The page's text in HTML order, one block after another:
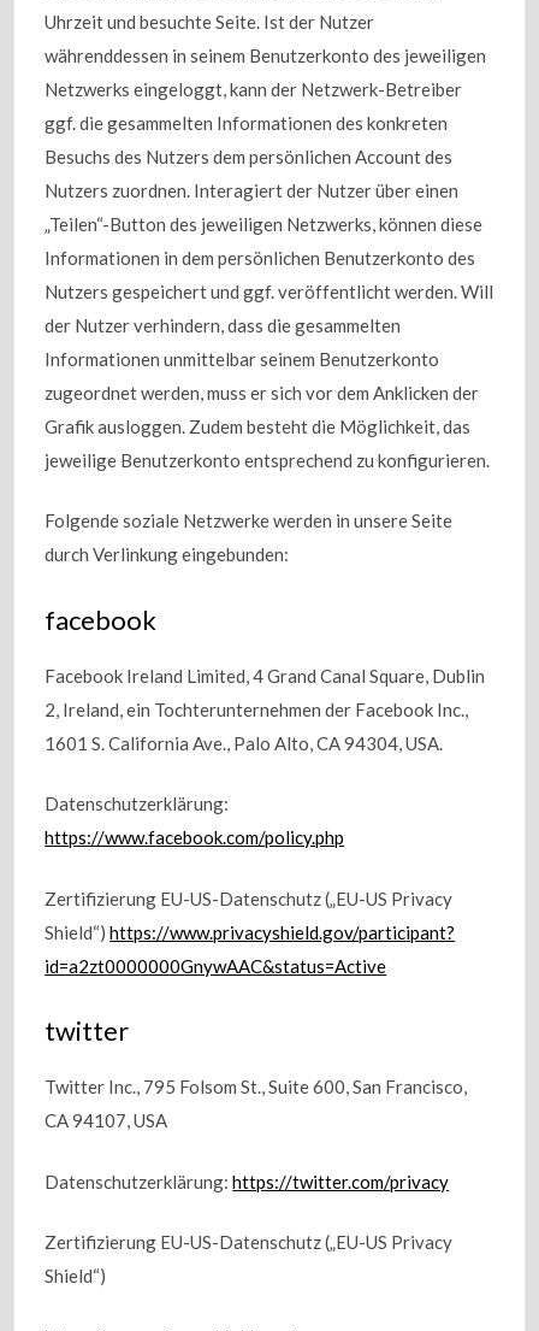
Uhrzeit und besuchte Seite. Ist der Nutzer
währenddessen in seinem Benutzerkonto des jeweiligen
Netzwerks eingeloggt, kann der Netzwerk-Betreiber
ggf. die gesammelten Informationen des konkreten
Besuchs des Nutzers dem persönlichen Account des
Nutzers zuordnen. Interagiert der Nutzer über einen
„Teilen“-Button des jeweiligen Netzwerks, können diese
Informationen in dem persönlichen Benutzerkonto des
Nutzers gespeichert und ggf. veröffentlicht werden. Will
der Nutzer verhindern, dass die gesammelten
Informationen unmittelbar seinem Benutzerkonto
zugeordnet werden, muss er sich vor dem Anklicken der
Grafik ausloggen. Zudem besteht die Möglichkeit, das
jeweilige Benutzerkonto entsprechend zu konfigurieren.
Folgende soziale Netzwerke werden in unsere Seite
durch Verlinkung eingebunden:
facebook
Facebook Ireland Limited, 4 Grand Canal Square, Dublin
2, Ireland, ein Tochterunternehmen der Facebook Inc.,
1601 S. California Ave., Palo Alto, CA 94304, USA.
Datenschutzerklärung:
https://www.facebook.com/policy.php
Zertifizierung EU-US-Datenschutz („EU-US Privacy
Shield“)https://www.privacyshield.gov/participant?
id=a2zt0000000GnywAAC&status=Active
twitter
Twitter Inc., 795 Folsom St., Suite 600, San Francisco,
CA 94107, USA
Datenschutzerklärung:https://twitter.com/privacy
Zertifizierung EU-US-Datenschutz („EU-US Privacy
Shield“)